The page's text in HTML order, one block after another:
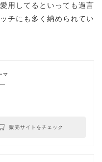
用してるといっても過言
チにも多く納められてい
マ
販売サイトをチェック